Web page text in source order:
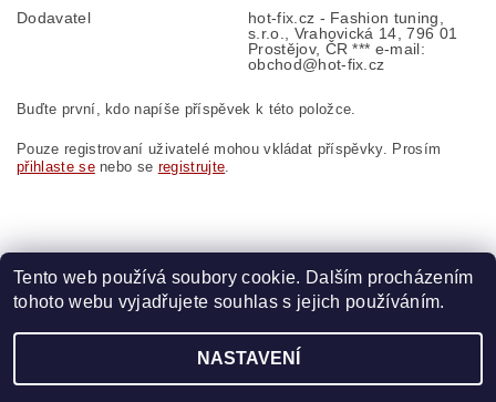
Dodavatel
hot-fix.cz - Fashion tuning,
s.r.o., Vrahovická 14, 796 01
Prostějov, ČR *** e-mail:
obchod@hot-fix.cz
Buďte první, kdo napíše příspěvek k této položce.
Pouze registrovaní uživatelé mohou vkládat příspěvky. Prosím
přihlaste senebo se registrujte
Zboží.cz | Heureka.cz | Vyšívací.cz | Crystalstyle.cz
2026 ©HOT-FIX, všechna práva vyhrazena
Tento web používá soubory cookie. Dalším procházením
tohoto webu vyjadřujete souhlas s jejich používáním.
NASTAVENÍ